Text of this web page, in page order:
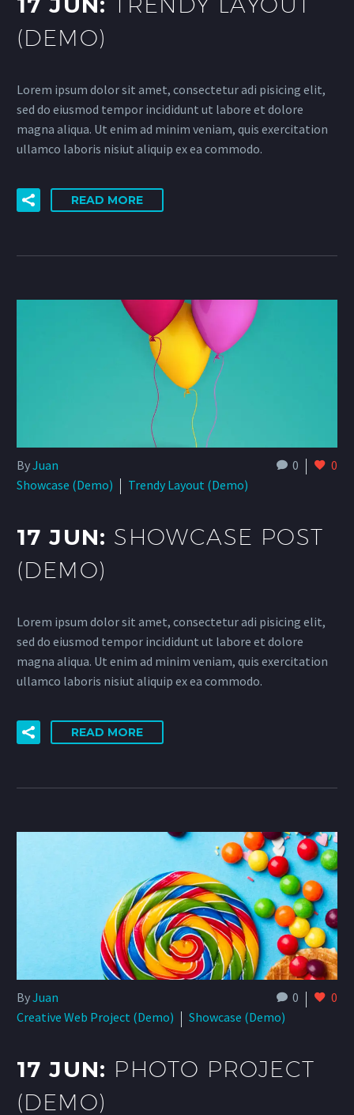
(DEMO)
Lorem ipsum dolor sit amet, consectetur adi pisicing elit,
sed do eiusmod tempor incididunt ut labore et dolore
magna aliqua. Ut enim ad minim veniam, quis exercitation
ullamco laboris nisiut aliquip ex ea commodo.
READ MORE
0 0
ByJuan
Showcase (Demo)
Trendy Layout (Demo)
17 JUN: SHOWCASE POST
(DEMO)
Lorem ipsum dolor sit amet, consectetur adi pisicing elit,
sed do eiusmod tempor incididunt ut labore et dolore
magna aliqua. Ut enim ad minim veniam, quis exercitation
ullamco laboris nisiut aliquip ex ea commodo.
READ MORE
0 0
ByJuan
Creative Web Project (Demo)
Showcase (Demo)
17 JUN: PHOTO PROJECT
(DEMO)